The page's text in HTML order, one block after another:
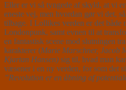
Eller er vi så tyngede af skyld, at vi
eneste vej, men hvordan gør vi det,
tilbage. I Lollikes verden er det både
Londonpunk, samt evnen til at
en fantastisk scene mod slutningen
karakterer (Marie Marschner, Jacob
Kjartan Hansen) sig til, hvad man
væsener i en ny verden, for som det
”Revolution er en åbning af